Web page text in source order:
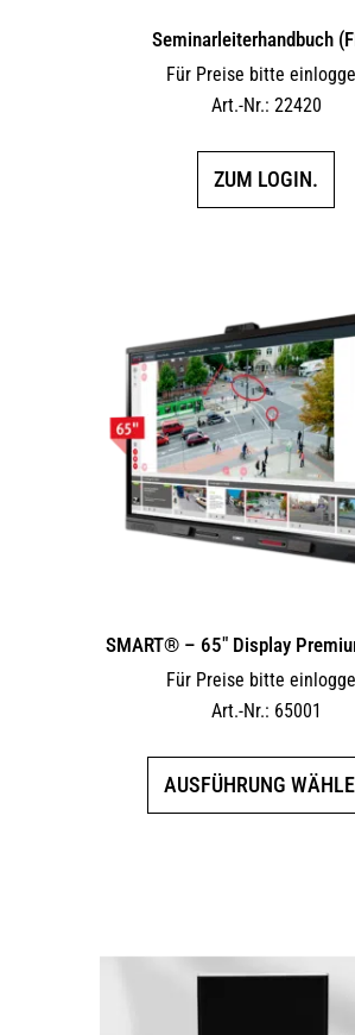
Seminarleiterhandbuch
Für Preise bitte
Art.-Nr.: 22420
ZUM LOGIN.
SMART® – 65″ Display
Für Preise bitte
Art.-Nr.: 65001
AUSFÜHRUNG